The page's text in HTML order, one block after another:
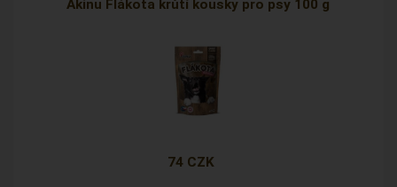
Akinu Flákota krůtí kousky pro psy 100 g
74 CZK